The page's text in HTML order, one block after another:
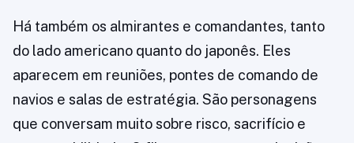
Há também os almirantes e comandantes, tanto
do lado americano quanto do japonês. Eles
aparecem em reuniões, pontes de comando de
navios e salas de estratégia. São personagens
que conversam muito sobre risco, sacrifício e